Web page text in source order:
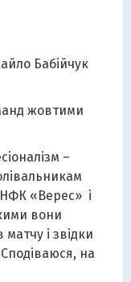
Бабійчук
жовтими
–
«Верес» і
вони
і звідки
на